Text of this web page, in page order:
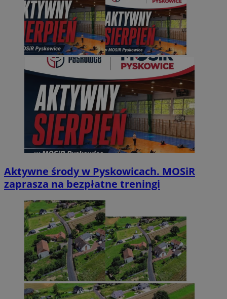
Aktywne środy w Pyskowicach. MOSiR
zaprasza na bezpłatne treningi